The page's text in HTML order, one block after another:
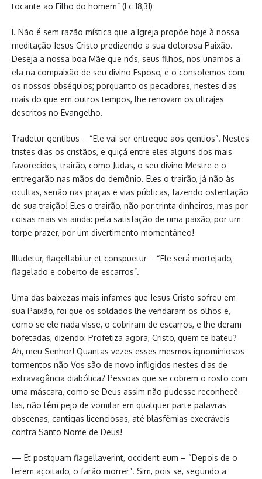
tocante ao Filho do homem” (Lc 18,31)
I. Não é sem razão mística que a Igreja propõe hoje à nossa
meditação Jesus Cristo predizendo a sua dolorosa Paixão.
Deseja a nossa boa Mãe que nós, seus filhos, nos unamos a
ela na compaixão de seu divino Esposo, e o consolemos com
os nossos obséquios; porquanto os pecadores, nestes dias
mais do que em outros tempos, lhe renovam os ultrajes
descritos no Evangelho.
Tradetur gentibus – “Ele vai ser entregue aos gentios”. Nestes
tristes dias os cristãos, e quiçá entre eles alguns dos mais
favorecidos, trairão, como Judas, o seu divino Mestre e o
entregarão nas mãos do demônio. Eles o trairão, já não às
ocultas, senão nas praças e vias públicas, fazendo ostentação
de sua traição! Eles o trairão, não por trinta dinheiros, mas por
coisas mais vis ainda: pela satisfação de uma paixão, por um
torpe prazer, por um divertimento momentâneo!
Illudetur, flagellabitur et conspuetur – “Ele será mortejado,
flagelado e coberto de escarros”.
Uma das baixezas mais infames que Jesus Cristo sofreu em
sua Paixão, foi que os soldados lhe vendaram os olhos e,
como se ele nada visse, o cobriram de escarros, e lhe deram
bofetadas, dizendo: Profetiza agora, Cristo, quem te bateu?
Ah, meu Senhor! Quantas vezes esses mesmos ignominiosos
tormentos não Vos são de novo infligidos nestes dias de
extravagância diabólica? Pessoas que se cobrem o rosto com
uma máscara, como se Deus assim não pudesse reconhecê-
las, não têm pejo de vomitar em qualquer parte palavras
obscenas, cantigas licenciosas, até blasfêmias execráveis
contra Santo Nome de Deus!
— Et postquam flagellaverint, occident eum – “Depois de o
terem açoitado, o farão morrer”. Sim, pois se, segundo a